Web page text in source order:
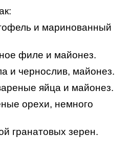
и маринованный
филе и майонез.
и чернослив, майонез.
яйца и майонез.
орехи, немного
гранатовых зерен.